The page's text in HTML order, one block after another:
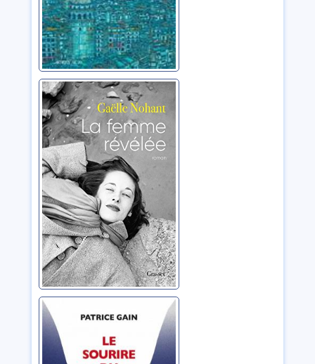
La femme
révélée
Nohant, Gaëlle
Le sourire du
scorpion
Gain, Patrice